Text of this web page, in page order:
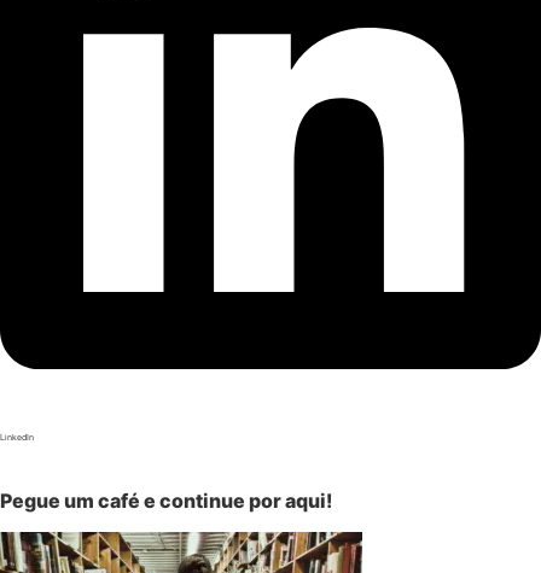
LinkedIn
Pegue um café e continue por aqui!